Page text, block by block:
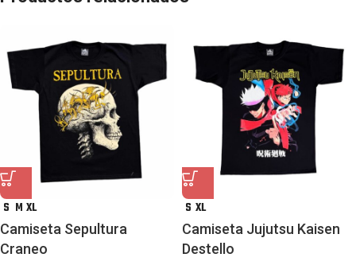
S M XL
Camiseta Sepultura
Craneo
S XL
Camiseta Jujutsu Kaisen
Destello